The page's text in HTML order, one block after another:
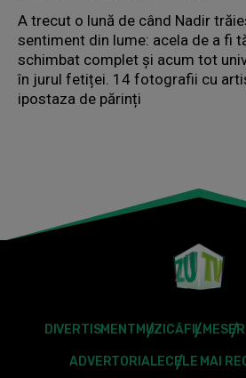
A trecut o lună de când Nadir
sentiment din lume: acela de a fi
schimbat complet și acum tot
în jurul fetiței. 14 fotografii cu
ipostaza de părinți
DIVERTISMENT MUZICĂFILME
ADVERTORIALECELE MAI